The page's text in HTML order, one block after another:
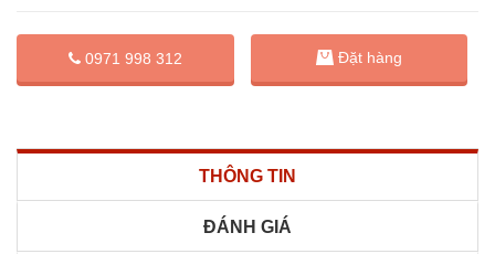
0971 998 312 Đặt hàng
THÔNG TIN
ĐÁNH GIÁ